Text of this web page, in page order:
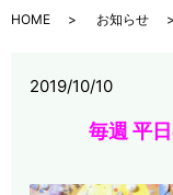
HOME お知らせ
2019/10/10
毎週 平